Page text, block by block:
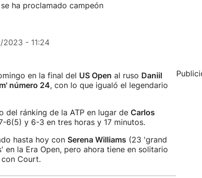
ha proclamado campeón
2023 - 11:24
en la final del US Open al ruso Daniil
número 24, con lo que igualó el legendario
del ránking de la ATP en lugar de Carlos
6(5) y 6-3 en tres horas y 17 minutos.
hasta hoy con Serena Williams (23 'grand
la Era Open, pero ahora tiene en solitario
Court.